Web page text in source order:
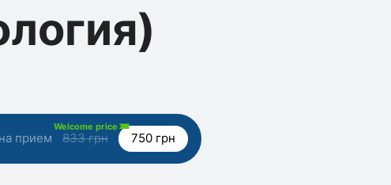
прием
Welcome price
833 грн 750 грн